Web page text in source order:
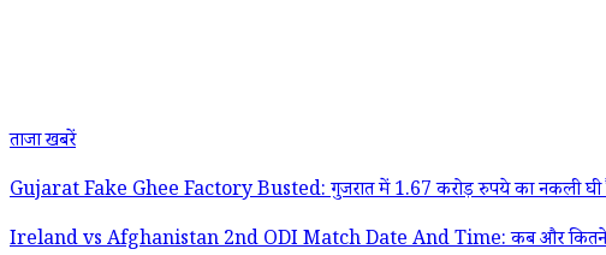
ताजा खबरें
Gujarat Fake Ghee Factory Busted: गुजरात में 1.67 करोड़ रुपये का नकली घी
Ireland vs Afghanistan 2nd ODI Match Date And Time: कब और कितने बजे